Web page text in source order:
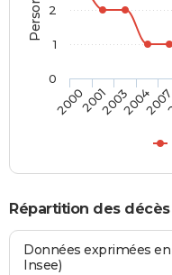
2000200120032004
0
1
2
Répartition des décès
Données exprimées
Insee)